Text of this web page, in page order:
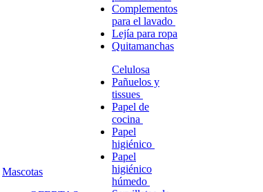
Mascotas
Complementos
para el lavado
Lejía para ropa
Quitamanchas
Celulosa
Pañuelos y
tissues
Papel de
cocina
Papel
higiénico
Papel
higiénico
húmedo